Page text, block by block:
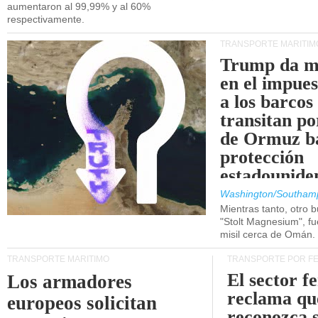
aumentaron al 99,99% y al 60%
respectivamente.
TRANSPORTE
Trump da
en el
a los barcos
transitan
de Ormuz
protección
Washington/
Mientras tanto, otro
"Stolt Magnesium",
misil cerca de Omán.
TRANSPORTE MARÍTIMO
Los armadores
europeos solicitan
TRANSPORTE POR
El sector
reclama